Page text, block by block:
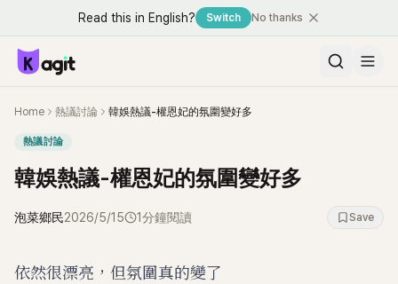
Read this in English? Switch No thanks
Home 熱議討論 韓娛熱議-權恩妃的氛圍變好多
熱議討論
韓娛熱議-權恩妃的氛圍變好多
泡菜鄉民2026/5/15 1分鐘閱讀 Save
依然很漂亮，但氛圍真的變了